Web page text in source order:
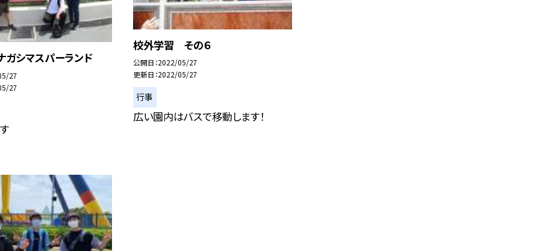
ガシマスパーランド
27
27
校外学習 その６
公開日 2022/05/27
更新日 2022/05/27
行事
広い園内はバスで移動します！